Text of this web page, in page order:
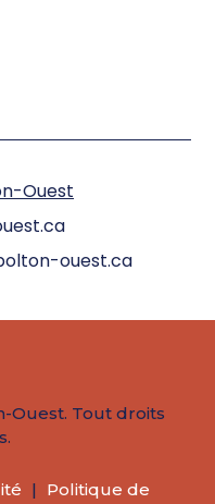
Ouest
ouest.ca
Ouest. Tout droits
| Politique de